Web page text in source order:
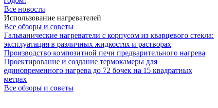
Все новости
Использование нагревателей
Все обзоры и советы
Гальванические нагреватели с корпусом из кварцевого стекла:
эксплуатация в различных жидкостях и растворах
Производство композитной печи предварительного нагрева
Проектирование и создание термокамеры для
единовременного нагрева до 72 бочек на 15 квадратных
метрах
Все обзоры и советы